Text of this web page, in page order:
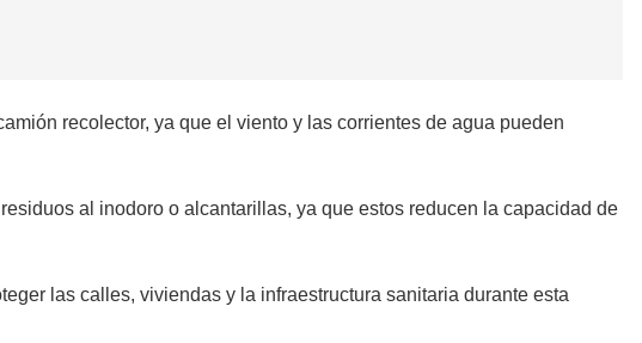
recolector, ya que el viento y las corrientes de agua pueden
al inodoro o alcantarillas, ya que estos reducen la capacidad de
las calles, viviendas y la infraestructura sanitaria durante esta